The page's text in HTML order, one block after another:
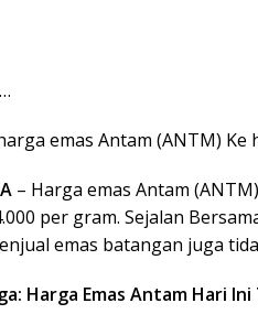
emas Antam (ANTM) Ke
– Harga emas Antam
per gram. Sejalan
emas batangan juga
Harga Emas Antam Hari